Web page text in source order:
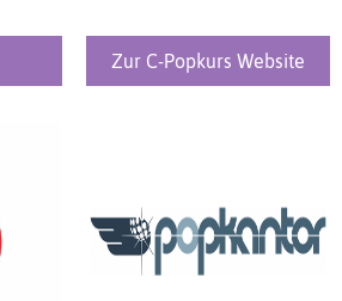
oder Chor macht Dich
fit als nebenberufliche
Kirchenmusiker*in.
Zur C-Popkurs Website